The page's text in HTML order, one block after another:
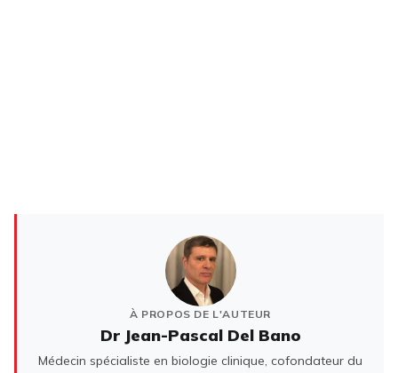
À PROPOS DE L'AUTEUR
Dr Jean-Pascal Del Bano
Médecin spécialiste en biologie clinique, cofondateur du